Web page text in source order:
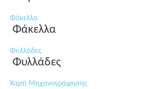
Φάκελλα
Φάκελλα
Φυλλάδες
Φυλλάδες
Χαρτί Μηχανογράφησης